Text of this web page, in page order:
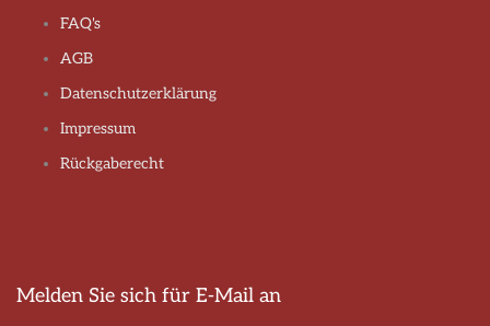
FAQ's
AGB
Datenschutzerklärung
Impressum
Rückgaberecht
Melden Sie sich für E-Mail an